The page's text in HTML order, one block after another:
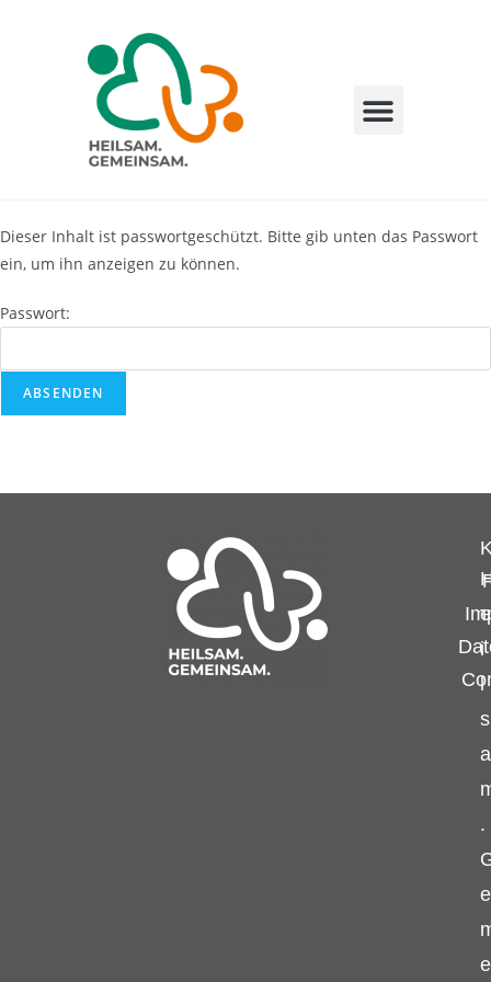
Dieser Inhalt ist passwortgeschützt. Bitte gib unten das Passwort
ein, um ihn anzeigen zu können.
Passwort:
e
i
l
s
a
.
e
e